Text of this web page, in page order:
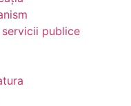
publice